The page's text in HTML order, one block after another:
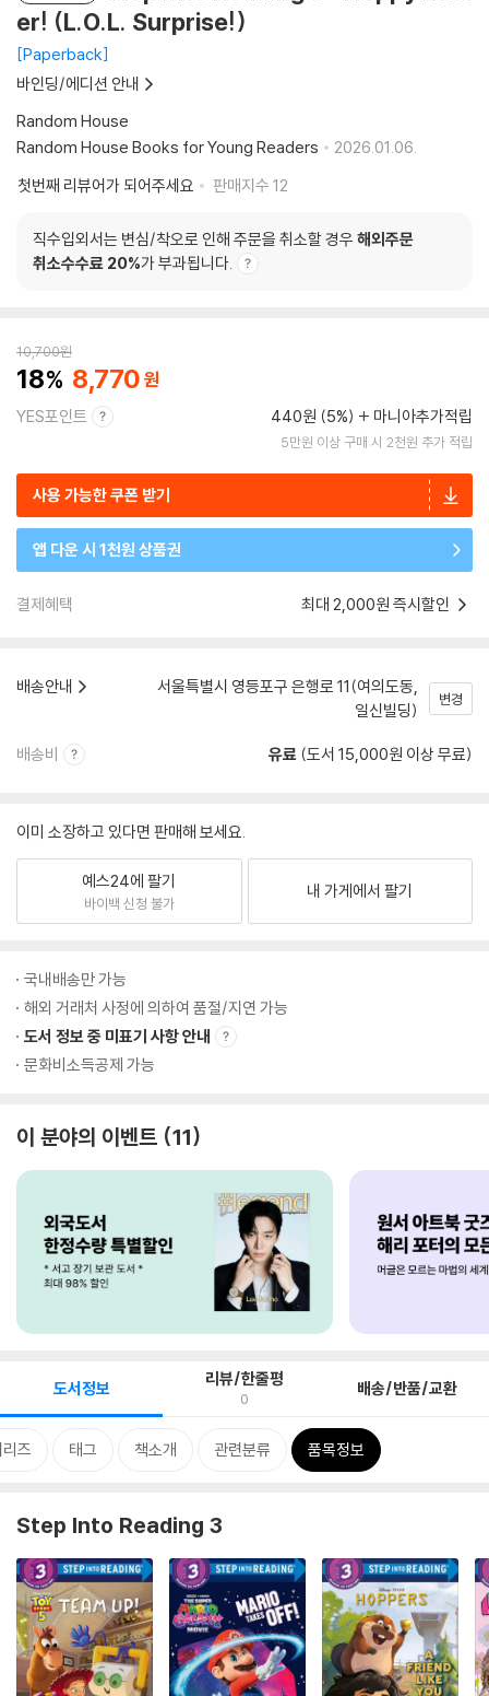
er! (L.O.L. Surprise!)
Paperback
바인딩/에디션 안내
Random House
Random House Books for Young Readers
2026.01.06.
첫번째 리뷰어가 되어주세요
판매지수 12
직수입외서는 변심/착오로 인해 주문을 취소할 경우 해외주문
취소수수료 20%가 부과됩니다.
10,700원
18 8,770
YES포인트 440원 (5%) 마니아추가적립
5만원 이상 구매 시 2천원 추가 적립
사용 가능한 쿠폰 받기
앱 다운 시 1천원 상품권
결제혜택 최대 2,000원 즉시할인
배송안내
서울특별시 영등포구 은행로 11(여의도동,
일신빌딩)
변경
배송비 유료 (도서 15,000원 이상 무료)
이미 소장하고 있다면 판매해 보세요.
예스24에 팔기
바이백 신청 불가
내 가게에서 팔기
국내배송만 가능
해외 거래처 사정에 의하여 품절/지연 가능
도서 정보 중 미표기 사항 안내
문화비소득공제 가능
이 분야의 이벤트 11
도서정보 리뷰/한줄평
0 배송/반품/교환
즈 태그 책소개 관련분류 품목정보
Step Into Reading 3